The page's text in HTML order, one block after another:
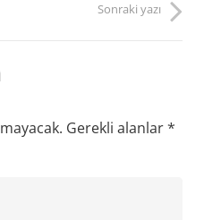
Sonraki yazı
Gerekli alanlar*